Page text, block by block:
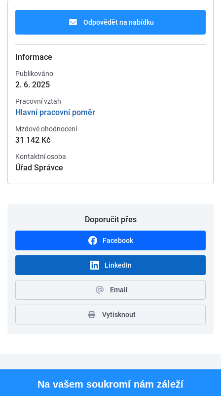
Odpovědět na nabídku
Informace
Publikováno
2. 6. 2025
Pracovní vztah
Hlavní pracovní poměr
Mzdové ohodnocení
31 142 Kč
Kontaktní osoba
Úřad Správce
Doporučit přes
Facebook
LinkedIn
Email
Vytisknout
Pro uchazečeNa vašem soukromí nám záleží